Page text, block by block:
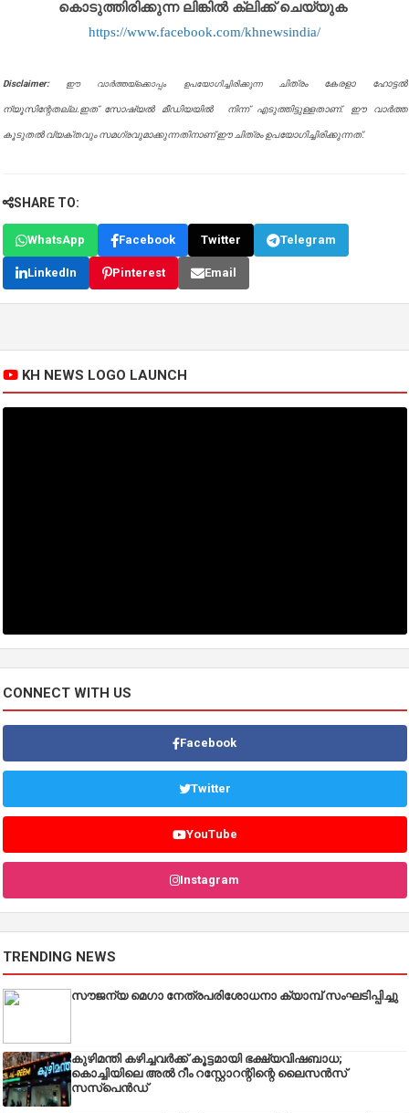
കൊടുത്തിരിക്കുന്ന ലിങ്കിൽ ക്ലിക്ക് ചെയ്യുക
https://www.facebook.com/khnewsindia/
Disclaimer: ഈ വാർത്തയ്ക്കൊപ്പം ഉപയോഗിച്ചിരിക്കുന്ന ചിത്രം കേരളാ ഹോട്ടൽ
ന്യൂസിന്റേതല്ല.ഇത് സോഷ്യൽ മീഡിയയിൽ നിന്ന് എടുത്തിട്ടുള്ളതാണ്. ഈ വാർത്ത
കൂടുതൽ വ്യക്തവും സമഗ്രവുമാക്കുന്നതിനാണ് ഈ ചിത്രം ഉപയോഗിച്ചിരിക്കുന്നത്.
SHARE TO:
WhatsApp Facebook Twitter Telegram
LinkedIn Pinterest Email
KH NEWS LOGO LAUNCH
CONNECT WITH US
Facebook
Twitter
YouTube
Instagram
TRENDING NEWS
സൗജന്യ മെഗാ നേത്രപരിശോധനാ ക്യാമ്പ് സംഘടിപ്പിച്ചു
കുഴിമന്തി കഴിച്ചവർക്ക് കൂട്ടമായി ഭക്ഷ്യവിഷബാധ;
കൊച്ചിയിലെ അൽ റീം റസ്റ്റോറന്റിന്റെ ലൈസൻസ്
സസ്പെൻഡ്